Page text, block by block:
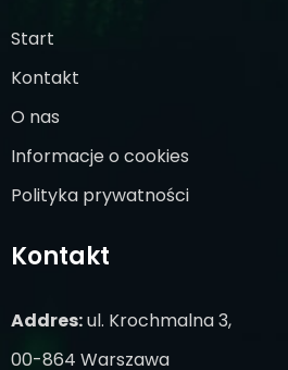
Start
Kontakt
O nas
Informacje o cookies
Polityka prywatności
Kontakt
Addres:ul. Krochmalna 3,
00-864 Warszawa